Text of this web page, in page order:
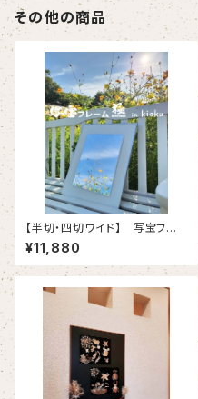
その他の商品
【半切・四切ワイド】 写宝フレ
ーム極 ( kiwami) in kioku-（
中/ シルバー）
¥11,880